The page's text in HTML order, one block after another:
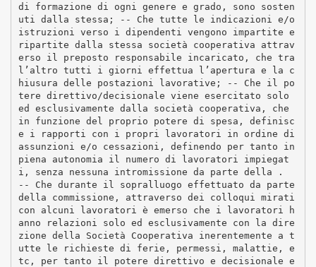
di formazione di ogni genere e grado, sono sosten
uti dalla stessa; -­‐ Che tutte le indicazioni e/o
istruzioni verso i dipendenti vengono impartite e
ripartite dalla stessa società cooperativa attrav
erso il preposto responsabile incaricato, che tra
l’altro tutti i giorni effettua l’apertura e la c
hiusura delle postazioni lavorative; -­‐ Che il po
tere direttivo/decisionale viene esercitato solo
ed esclusivamente dalla società cooperativa, che
in funzione del proprio potere di spesa, definisc
e i rapporti con i propri lavoratori in ordine di
assunzioni e/o cessazioni, definendo per tanto in
piena autonomia il numero di lavoratori impiegat
i, senza nessuna intromissione da parte della .
-­‐ Che durante il sopralluogo effettuato da parte
della commissione, attraverso dei colloqui mirati
con alcuni lavoratori è emerso che i lavoratori h
anno relazioni solo ed esclusivamente con la dire
zione della Società Cooperativa inerentemente a t
utte le richieste di ferie, permessi, malattie, e
tc, per tanto il potere direttivo e decisionale e